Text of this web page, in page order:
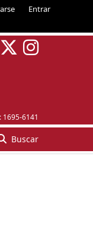
Entrar
1695-6141
Buscar